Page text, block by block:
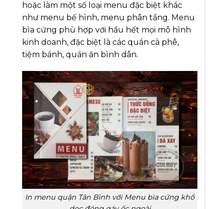
hoặc làm một số loại menu đặc biệt khác
như menu bế hình, menu phân tầng. Menu
bìa cứng phù hợp với hầu hết mọi mô hình
kinh doanh, đặc biệt là các quán cà phê,
tiệm bánh, quán ăn bình dân.
In menu quận Tân Bình với Menu bìa cứng khổ